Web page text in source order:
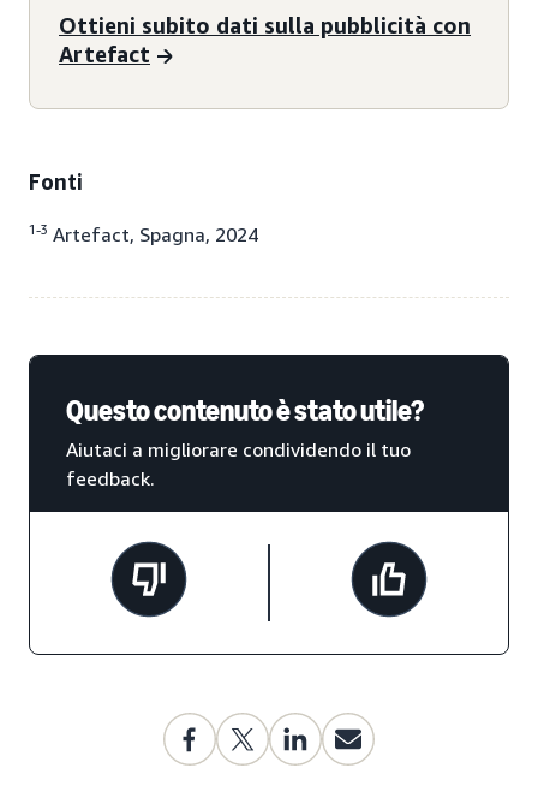
Ottieni subito dati sulla pubblicità con
Artefact
Fonti
1-3 Artefact, Spagna, 2024
Questo contenuto è stato utile?
Aiutaci a migliorare condividendo il tuo
feedback.